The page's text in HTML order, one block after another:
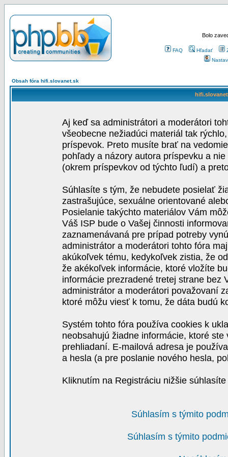
Bolo
FAQ Hľadať
Obsah fóra hifi.slovanet.sk
Aj keď sa administrátori a moderátori
všeobecne nežiadúci materiál tak
príspevok. Preto musíte brať na
pohľady a názory autora príspevku a
(okrem príspevkov od týchto ľudí) a
Súhlasíte s tým, že nebudete posielať
zastrašujúce, sexuálne orientované
Posielanie takýchto materiálov Vám
Váš ISP bude o Vašej činnosti
zaznamenávaná pre prípad potreby
administrátor a moderátori tohto fóra
akúkoľvek tému, kedykoľvek zistia, že
že akékoľvek informácie, ktoré vložíte
informácie prezradené tretej strane bez
administrátor a moderátori považovaní
ktoré môžu viesť k tomu, že dáta budú
Systém tohto fóra používa cookies k
neobsahujú žiadne informácie, ktoré
prehliadaní. E-mailová adresa je
a hesla (a pre poslanie nového hesla,
Kliknutím na Registráciu nižšie
Súhlasím s týmito
Súhlasím s týmito